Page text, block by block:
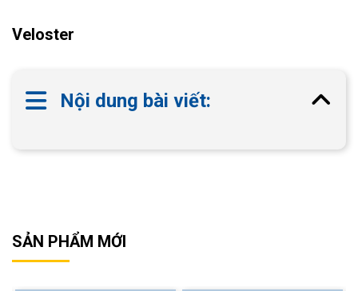
Veloster
Nội dung bài viết:
SẢN PHẨM MỚI